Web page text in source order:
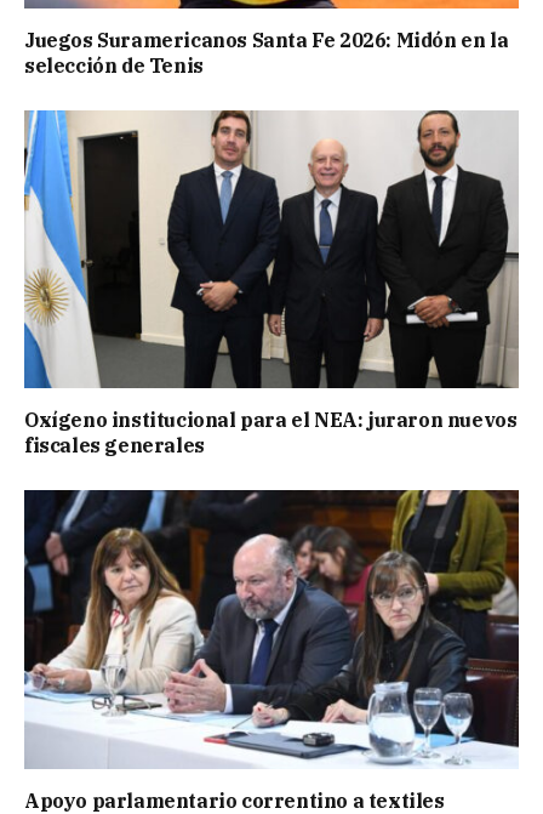
Juegos Suramericanos Santa Fe 2026: Midón en la
selección de Tenis
Oxígeno institucional para el NEA: juraron nuevos
fiscales generales
Apoyo parlamentario correntino a textiles